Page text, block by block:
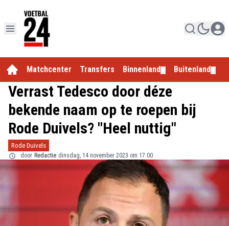
Matchcenter Transfers Binnenland Buitenland
Verrast Tedesco door déze
bekende naam op te roepen bij
Rode Duivels? "Heel nuttig"
Rode Duivels
door Redactie dinsdag, 14 november 2023 om 17:00